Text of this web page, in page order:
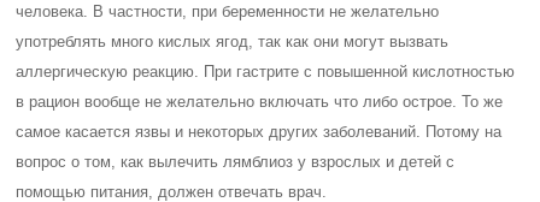
человека. В частности, при беременности не желательно
употреблять много кислых ягод, так как они могут вызвать
аллергическую реакцию. При гастрите с повышенной кислотностью
в рацион вообще не желательно включать что либо острое. То же
самое касается язвы и некоторых других заболеваний. Потому на
вопрос о том, как вылечить лямблиоз у взрослых и детей с
помощью питания, должен отвечать врач.